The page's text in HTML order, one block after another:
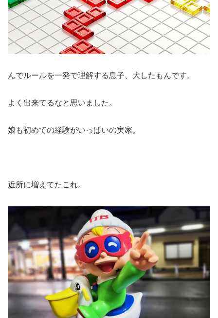
んでルールを一発で理解する息子、大したもんです。
よく出来てるなと思いました。
娘も初めての経験がいっぱいの実家。
近所に増えてたこれ。